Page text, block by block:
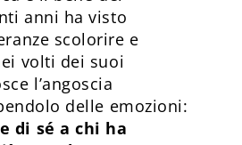
anni ha visto
scolorire e
volti dei suoi
l’angoscia
delle emozioni:
di sé a chi ha